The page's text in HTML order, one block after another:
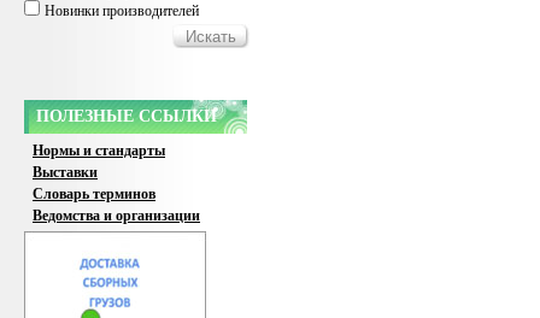
Новинки производителей
ПОЛЕЗНЫЕ ССЫЛКИ
Нормы и стандарты
Выставки
Словарь терминов
Ведомства и организации